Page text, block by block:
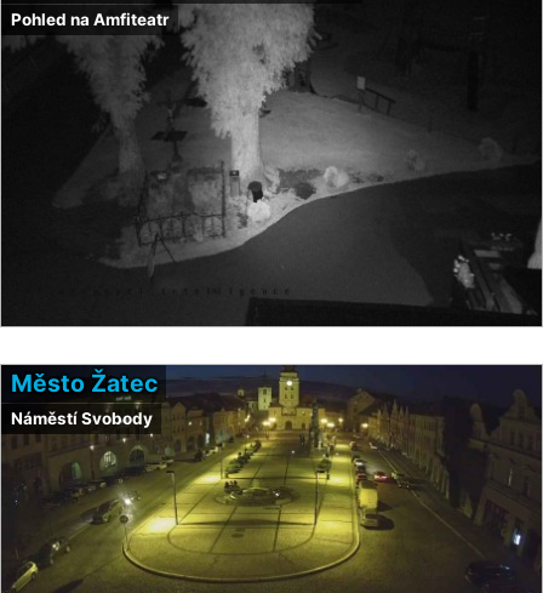
Pohled na Amfiteatr
Město Žatec
Náměstí Svobody